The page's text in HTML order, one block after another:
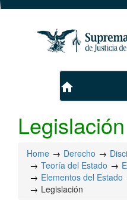
home
Legislación
Home Derecho
Teoría del Estado
Elementos del Estado
Legislación